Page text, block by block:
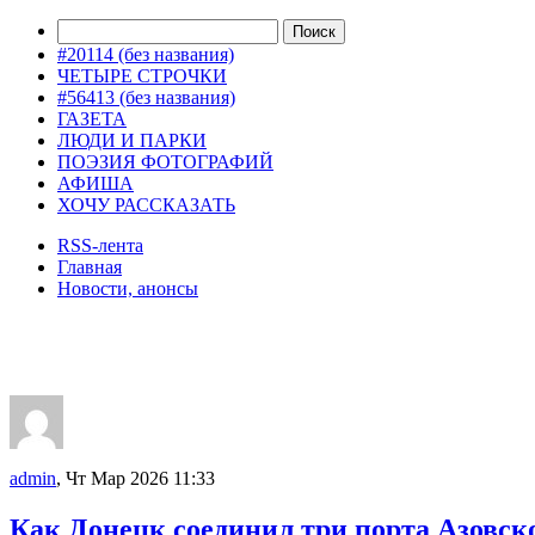
#20114 (без названия)
ЧЕТЫРЕ СТРОЧКИ
#56413 (без названия)
ГАЗЕТА
ЛЮДИ И ПАРКИ
ПОЭЗИЯ ФОТОГРАФИЙ
АФИША
ХОЧУ РАССКАЗАТЬ
RSS-лента
Главная
Новости, анонсы
admin, Чт Мар 2026 11:33
Как Донецк соединил три порта